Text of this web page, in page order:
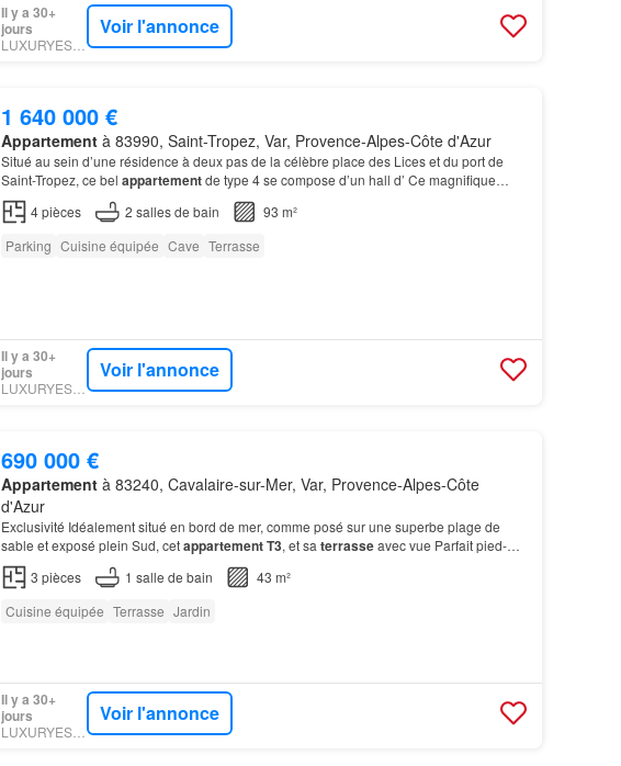
Il y a 30+
jours
LUXURYESTATE
Voir l'annonce
1 640 000 €
Appartementà 83990, Saint-Tropez, Var, Provence-Alpes-Côte d'Azur
Situé au sein d’une résidence à deux pas de la célèbre place des Lices et du port de
Saint-Tropez, ce bel appartementde type 4 se compose d’un hall d’ Ce magnifique
pied-à-terre, entièrement climatisé, bénéficie d’une superb…
4pièces 2 salles de bain
93 m²
Parking Cuisine équipée Cave Terrasse
Il y a 30+
jours
LUXURYESTATE
Voir l'annonce
690 000 €
Appartementà 83240, Cavalaire-sur-Mer, Var, Provence-Alpes-Côte
d'Azur
Exclusivité Idéalement situé en bord de mer, comme posé sur une superbe plage de
sable et exposé plein Sud, cetappartement T3, et sa terrasseavec vue Parfait pied-à-
terre dans le Sud, cet
constitue un véritable…
3 pièces 1 salle de bain
43 m²
Cuisine équipée Terrasse Jardin
Il y a 30+
jours
LUXURYESTATE
Voir l'annonce